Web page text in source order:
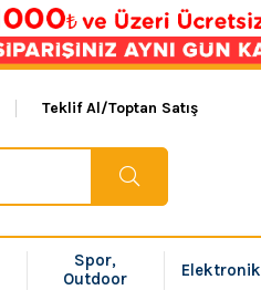
Teklif Al/Toptan Satış
Spor,
Outdoor
Elektronik